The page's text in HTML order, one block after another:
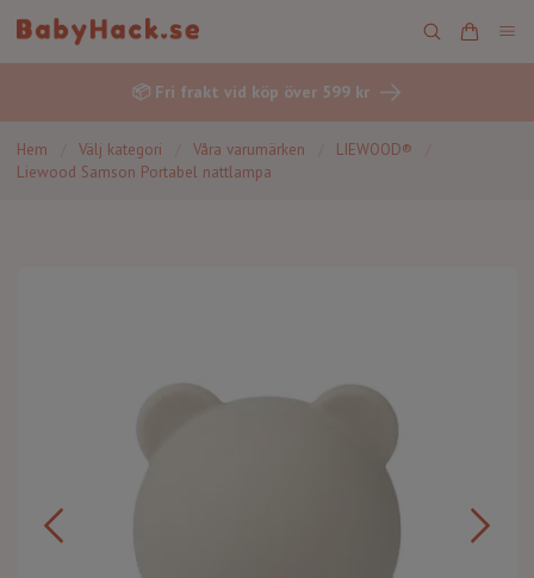
📦 Fri frakt vid köp över 599 kr
Hem Välj kategori Våra varumärken LIEWOOD®
Liewood Samson Portabel nattlampa